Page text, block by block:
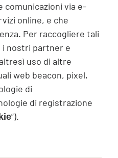
comunicazioni via e-
online, e che
Per raccogliere tali
i nostri partner e
uso di altre
web beacon, pixel,
di
di registrazione
”).